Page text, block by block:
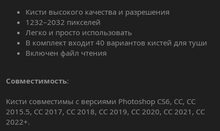
Кисти высокого качества и разрешения
1232–2032 пикселей
Легко и просто использовать
В комплект входит 40 вариантов кистей для туши
Включен файл чтения
Совместимость:
Кисти совместимы с версиями Photoshop CS6, CC, CC
2015.5, CC 2017, CC 2018, CC 2019, CC 2020, CC 2021, CC
2022+.